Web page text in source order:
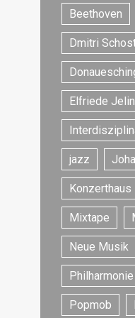
Beethoven
Dmitri
Elfriede
jazz
Konzerthaus
Mixtape
Neue Musik
Popmob